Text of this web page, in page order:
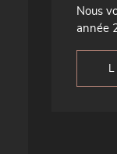
Nous
année